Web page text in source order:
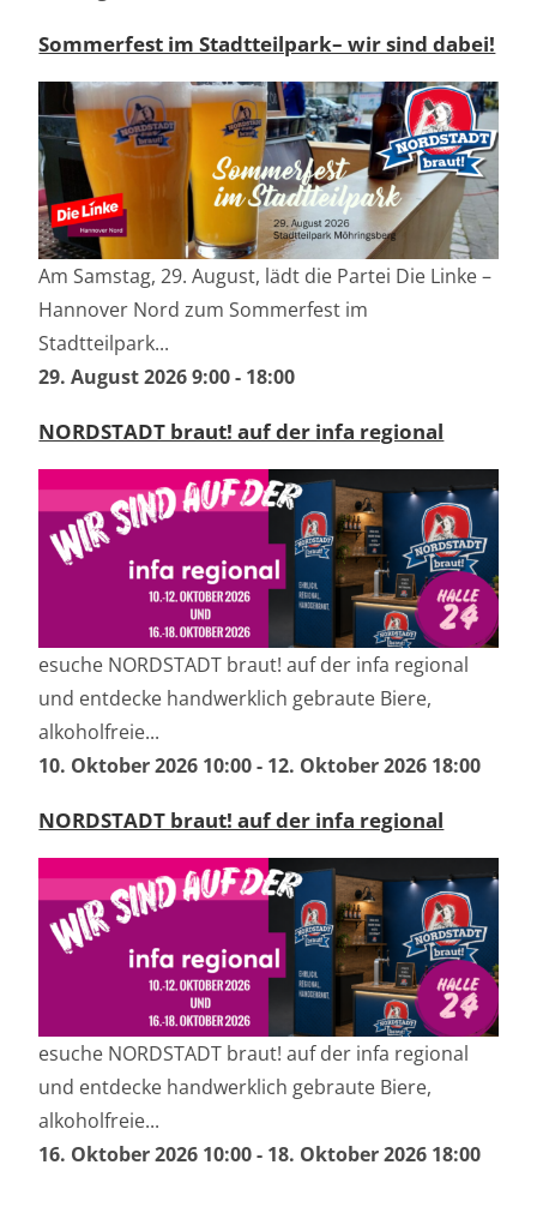
Sommerfest im Stadtteilpark– wir sind dabei!
Am Samstag, 29. August, lädt die Partei Die Linke –
Hannover Nord zum Sommerfest im
Stadtteilpark...
29. August 2026 9:00- 18:00
NORDSTADT braut! auf der infa regional
esuche NORDSTADT braut! auf der infa regional
und entdecke handwerklich gebraute Biere,
alkoholfreie...
10. Oktober 2026 10:00- 12. Oktober 2026 18:00
NORDSTADT braut! auf der infa regional
esuche NORDSTADT braut! auf der infa regional
und entdecke handwerklich gebraute Biere,
alkoholfreie...
16. Oktober 2026 10:00- 18. Oktober 2026 18:00